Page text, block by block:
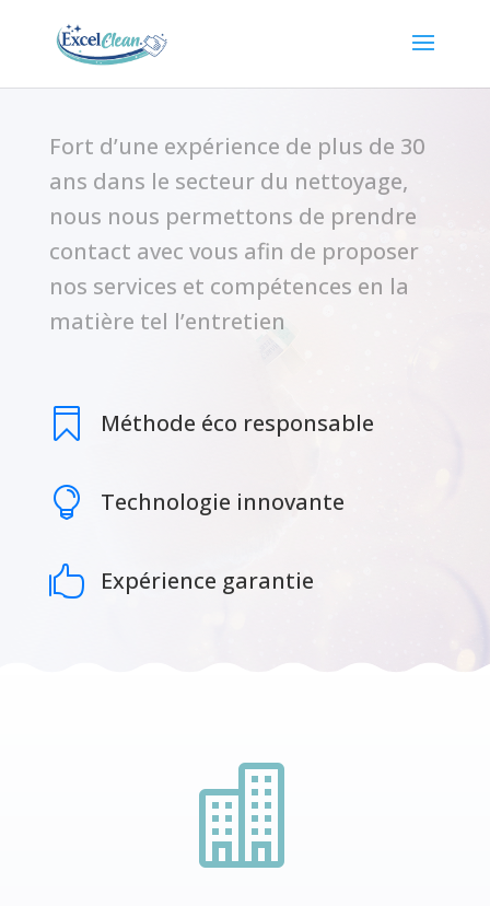
Fort d’une expérience de plus de 30
ans dans le secteur du nettoyage,
nous nous permettons de prendre
contact avec vous afin de proposer
nos services et compétences en la
matière tel l’entretien
 Méthode éco responsable
 Technologie innovante
 Expérience garantie
